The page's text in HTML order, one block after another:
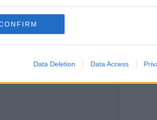
Data Deletion Data Access
2016-08-13 14:51